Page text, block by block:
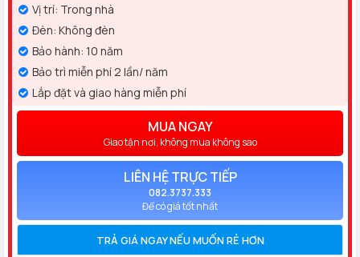
Vị trí: Trong nhà
Đèn: Không đèn
Bảo hành: 10 năm
Bảo trì miễn phí 2 lần/ năm
Lắp đặt và giao hàng miễn phí
MUA NGAY
Giao tận nơi, không mua không sao
LIÊN HỆ TRỰC TIẾP
082.3737.333
Để có giá tốt nhất
TRẢ GIÁ NGAY NẾU MUỐN RẺ HƠN